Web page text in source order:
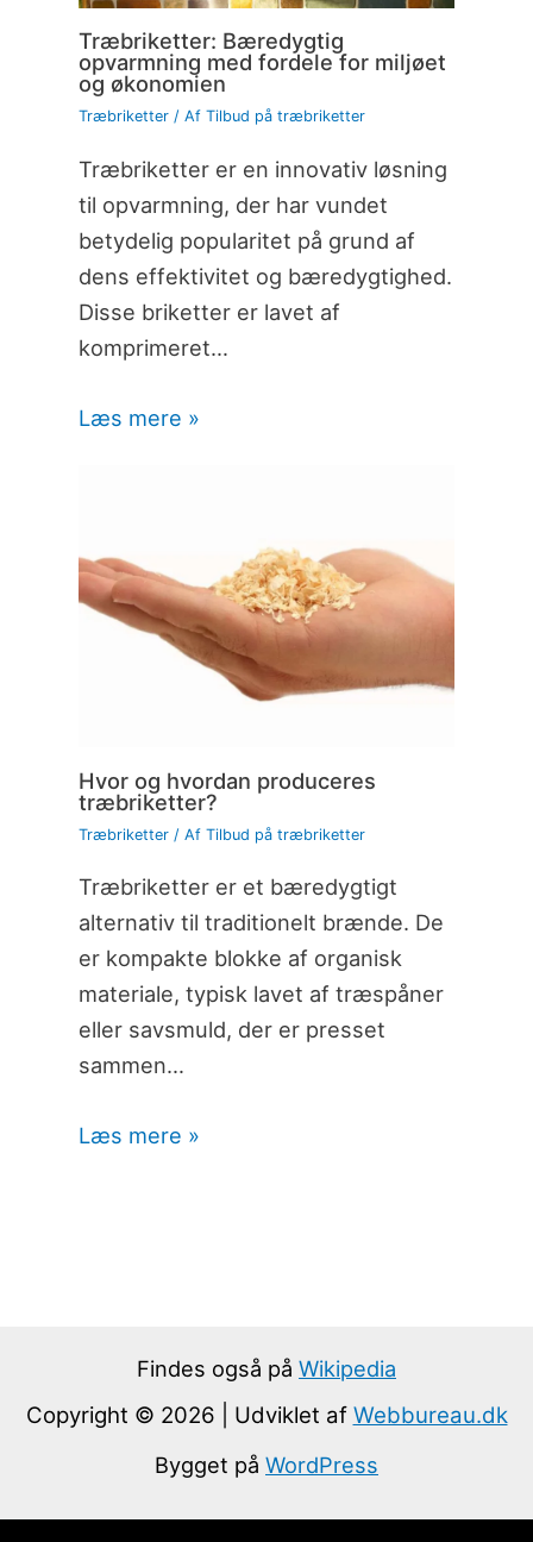
Træbriketter: Bæredygtig
opvarmning med fordele for miljøet
og økonomien
Træbriketter/ Af Tilbud på træbriketter
Træbriketter er en innovativ løsning
til opvarmning, der har vundet
betydelig popularitet på grund af
dens effektivitet og bæredygtighed.
Disse briketter er lavet af
komprimeret…
Læs mere »
Hvor og hvordan produceres
træbriketter?
Træbriketter/ Af Tilbud på træbriketter
Træbriketter er et bæredygtigt
alternativ til traditionelt brænde. De
er kompakte blokke af organisk
materiale, typisk lavet af træspåner
eller savsmuld, der er presset
sammen…
Læs mere »
Findes også på Wikipedia
Copyright © 2026 | Udviklet af Webbureau.dk
Bygget på WordPress